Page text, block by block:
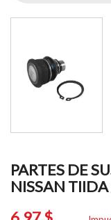
PARTES DE
NISSAN